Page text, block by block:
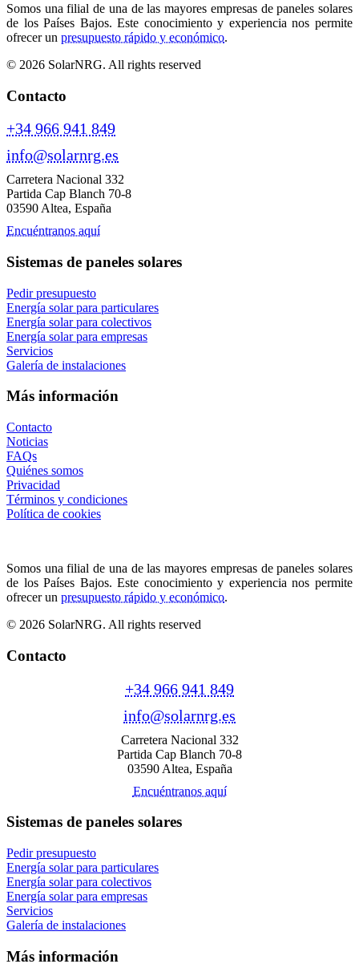
Somos una filial de una de las mayores empresas de paneles solares
de los Países Bajos. Este conocimiento y experiencia nos permite
ofrecer un presupuesto rápido y económico.
© 2026 SolarNRG. All rights reserved
Contacto
+34 966 941 849
info@solarnrg.es
Carretera Nacional 332
Partida Cap Blanch 70-8
03590 Altea, España
Encuéntranos aquí
Sistemas de paneles solares
Pedir presupuesto
Energía solar para particulares
Energía solar para colectivos
Energía solar para empresas
Servicios
Galería de instalaciones
Más información
Contacto
Noticias
FAQs
Quiénes somos
Privacidad
Términos y condiciones
Política de cookies
Somos una filial de una de las mayores empresas de paneles solares
de los Países Bajos. Este conocimiento y experiencia nos permite
ofrecer un presupuesto rápido y económico.
© 2026 SolarNRG. All rights reserved
Contacto
+34 966 941 849
info@solarnrg.es
Carretera Nacional 332
Partida Cap Blanch 70-8
03590 Altea, España
Encuéntranos aquí
Sistemas de paneles solares
Pedir presupuesto
Energía solar para particulares
Energía solar para colectivos
Energía solar para empresas
Servicios
Galería de instalaciones
Más información